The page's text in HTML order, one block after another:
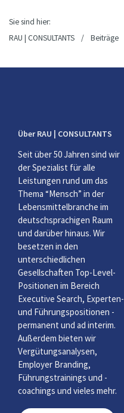
Sie sind hier:
RAU | CONSULTANTS
/ Beiträge
Über RAU | CONSULTANTS
Seit über 50 Jahren sind wir
der Spezialist für alle
Leistungen rund um das
Thema “Mensch” in der
Lebensmittelbranche im
deutschsprachigen Raum
und darüber hinaus. Wir
besetzen in den
unterschiedlichen
Gesellschaften Top-Level-
Positionen im Bereich
Executive Search, Experten-
und Führungspositionen -
permanent und ad interim.
Außerdem bieten wir
Vergütungsanalysen,
Employer Branding,
Führungstrainings und -
coachings und vieles mehr.